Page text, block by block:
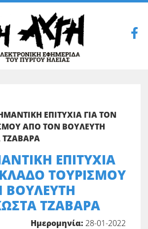
ΕΠΙΤΥΧΙΑ ΓΙΑ ΤΟΝ
ΑΠΟ ΤΟΝ ΒΟΥΛΕΥΤΗ
ΤΖΑΒΑΡΑ
ΕΠΙΤΥΧΙΑ
ΤΟΥΡΙΣΜΟΥ
ΤΖΑΒΑΡΑ
Ημερομηνία: 28-01-2022